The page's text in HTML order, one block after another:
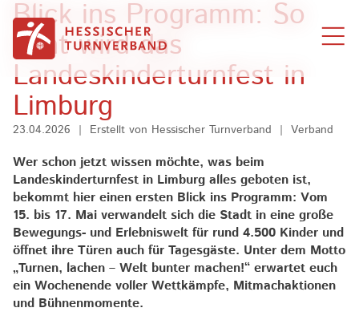
Zum Inhalt springen
Blick ins Programm: So
bunt wird das
Landeskinderturnfest in
Limburg
23.04.2026 | Erstellt von Hessischer Turnverband | Verband
Wer schon jetzt wissen möchte, was beim
Landeskinderturnfest in Limburg alles geboten ist,
bekommt hier einen ersten Blick ins Programm: Vom
15. bis 17. Mai verwandelt sich die Stadt in eine große
Bewegungs- und Erlebniswelt für rund 4.500 Kinder und
öffnet ihre Türen auch für Tagesgäste. Unter dem Motto
„Turnen, lachen – Welt bunter machen!“ erwartet euch
ein Wochenende voller Wettkämpfe, Mitmachaktionen
und Bühnenmomente.